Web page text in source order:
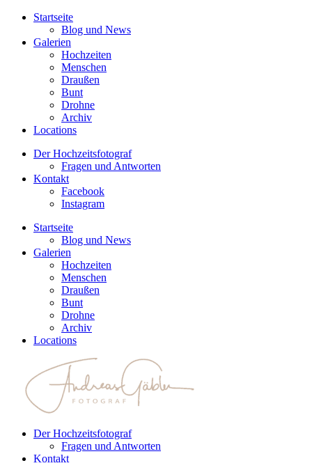
Startseite
Blog und News
Galerien
Hochzeiten
Menschen
Draußen
Bunt
Drohne
Archiv
Locations
Der Hochzeitsfotograf
Fragen und Antworten
Kontakt
Facebook
Instagram
Startseite
Blog und News
Galerien
Hochzeiten
Menschen
Draußen
Bunt
Drohne
Archiv
Locations
Der Hochzeitsfotograf
Fragen und Antworten
Kontakt